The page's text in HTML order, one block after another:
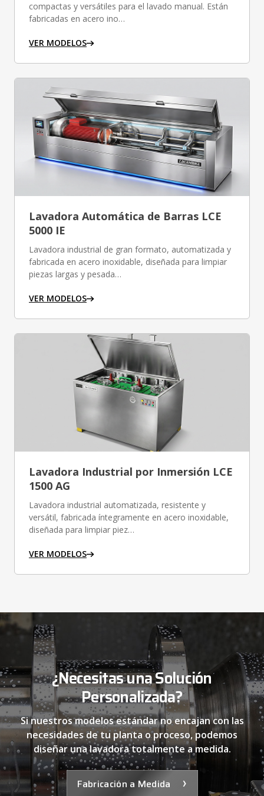
compactas y versátiles para el lavado manual. Están
fabricadas en acero ino…
VER MODELOS
Lavadora Automática de Barras LCE
5000 IE
Lavadora industrial de gran formato, automatizada y
fabricada en acero inoxidable, diseñada para limpiar
piezas largas y pesada…
VER MODELOS
Lavadora Industrial por Inmersión LCE
1500 AG
Lavadora industrial automatizada, resistente y
versátil, fabricada íntegramente en acero inoxidable,
diseñada para limpiar piez…
VER MODELOS
¿Necesitas una Solución
Personalizada?
Si nuestros modelos estándar no encajan con las
necesidades de tu planta o proceso, podemos
diseñar una lavadora totalmente a medida.
Fabricación a Medida ›